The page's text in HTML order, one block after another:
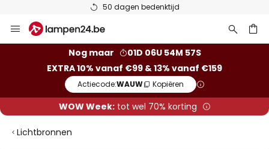
50 dagen bedenktijd
naar
Nog maar
01D 06U 54M 56S
EXTRA 10% vanaf €99 & 13% vanaf €159
Actiecode:WAUW Kopiëren
WOW Week:tot wel 70% korting
Lichtbronnen